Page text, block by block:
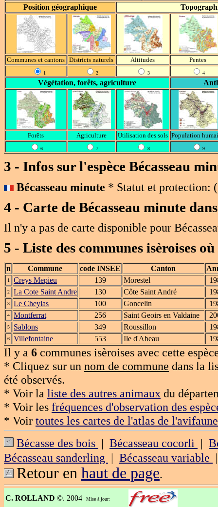
Position géographique
Communes et cantons Districts naturels Altitudes Pentes
1 2 3 4
Végétation, forêts, agriculture
Forêts Agriculture Utilisation des sols Population
6 7 8 9
3 - Infos sur l'espèce Bécasseau
Bécasseau minute * Statut et protection: (
4 - Carte de Bécasseau minute
Il n'y a pas de carte disponible pour
5 - Liste des communes isèroises où
n Commune code INSEE Canton
1 Creys Mepieu 139 Morestel
2 La Cote Saint Andre 130 Côte Saint André
3 Le Cheylas 100 Goncelin
4 Montferrat 256 Saint Geoirs en Valdaine
5 Sablons 349 Roussillon
6 Villefontaine 553 Ile d'Abeau
Il y a 6 communes isèroises avec cette
* Cliquez sur un nom de commune dans la
été observés.
* Voir la liste des autres animaux du
* Voir les fréquences d'observation des
* Voir toutes les cartes de l'atlas de l'avifaune
Bécasse des bois | Bécasseau cocorli |
Bécasseau sanderling | Bécasseau variable
Retour en haut de page.
C. ROLLAND ©. 2004 Mise à jour: